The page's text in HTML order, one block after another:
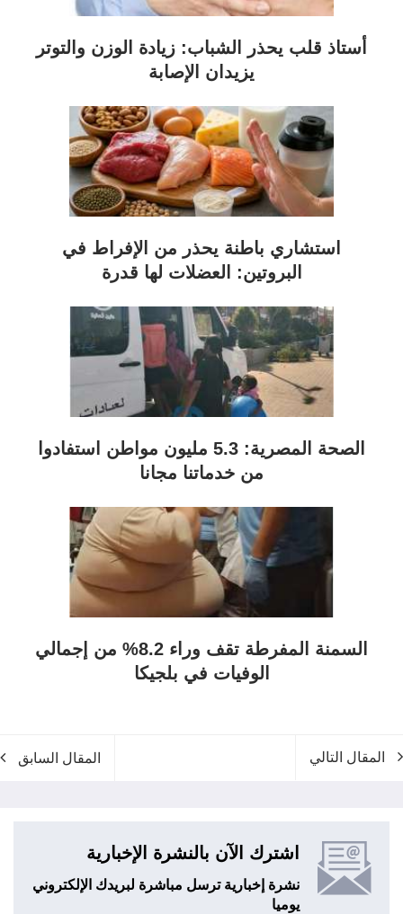
أستاذ قلب يحذر الشباب: زيادة الوزن والتوتر
يزيدان الإصابة
استشاري باطنة يحذر من الإفراط في
البروتين: العضلات لها قدرة
الصحة المصرية: 5.3 مليون مواطن استفادوا
من خدماتنا مجانا
السمنة المفرطة تقف وراء 8.2% من إجمالي
الوفيات في بلجيكا
المقال التالي المقال السابق
اشترك الآن بالنشرة الإخبارية
نشرة إخبارية ترسل مباشرة لبريدك الإلكتروني
يوميا